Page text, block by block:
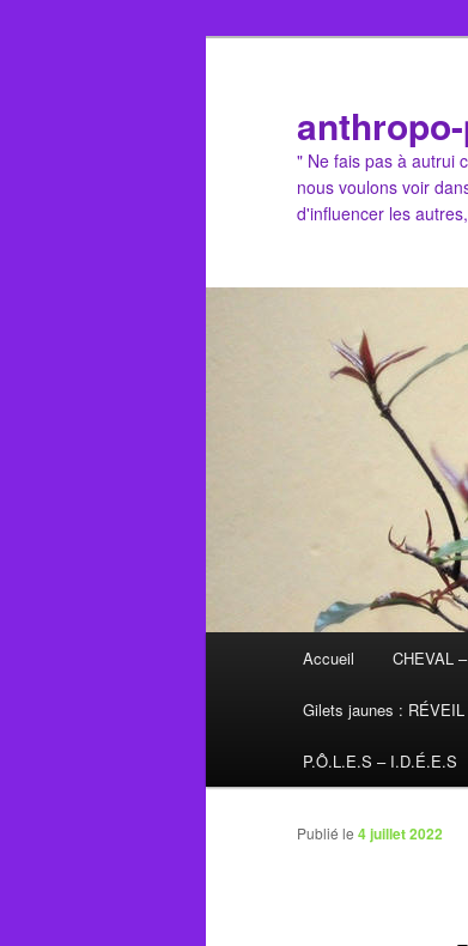
" Ne fais pas à autrui
nous voulons voir
d'influencer les
Accueil CHEVAL
Gilets jaunes :
P.Ô.L.E.S – I.D.É.E.S
Publié le 4 juillet 2022